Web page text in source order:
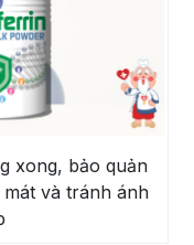
xong, bảo quản
và tránh ánh